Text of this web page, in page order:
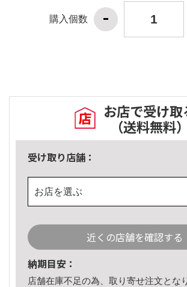
購入個数
お店で受け取
（送料無料）
受け取り店舗：
お店を選ぶ
近くの店舗を確認する
納期目安：
店舗在庫不足の為、取り寄せ注文とな